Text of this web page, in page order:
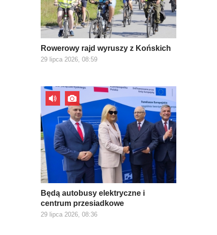
Rowerowy rajd wyruszy z Końskich
29 lipca 2026, 08:59
Będą autobusy elektryczne i
centrum przesiadkowe
29 lipca 2026, 08:36